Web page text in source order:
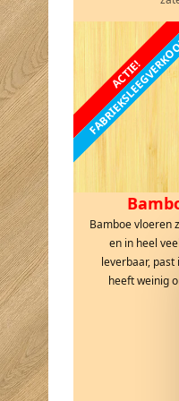
ACTIE!
Bamboe vloeren
en in heel
leverbaar, past
heeft weinig